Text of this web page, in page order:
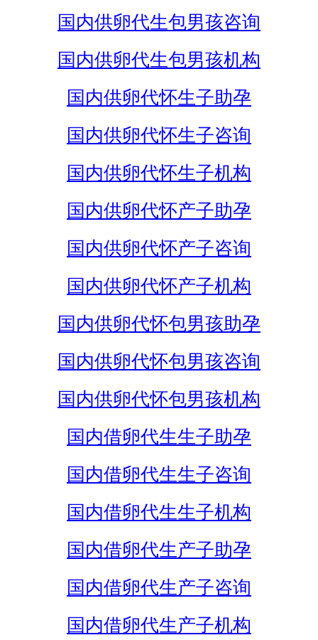
国内供卵代生包男孩咨询
国内供卵代生包男孩机构
国内供卵代怀生子助孕
国内供卵代怀生子咨询
国内供卵代怀生子机构
国内供卵代怀产子助孕
国内供卵代怀产子咨询
国内供卵代怀产子机构
国内供卵代怀包男孩助孕
国内供卵代怀包男孩咨询
国内供卵代怀包男孩机构
国内借卵代生生子助孕
国内借卵代生生子咨询
国内借卵代生生子机构
国内借卵代生产子助孕
国内借卵代生产子咨询
国内借卵代生产子机构